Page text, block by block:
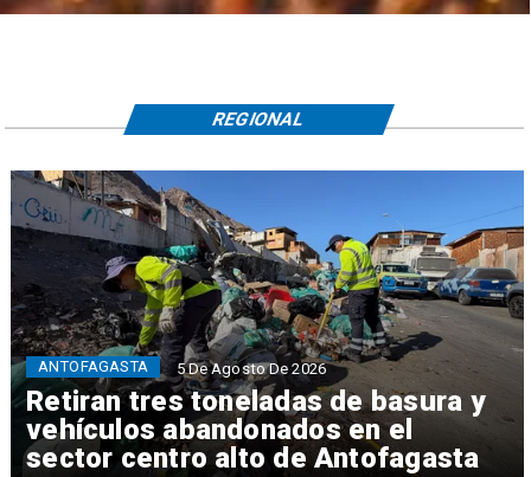
Retiran tres toneladas de basura y
vehículos abandonados en el
sector centro alto de Antofagasta
ANTOFAGASTA 5 De Agosto De 2026
REGIONAL